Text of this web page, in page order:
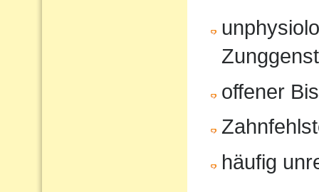
offener
häufig